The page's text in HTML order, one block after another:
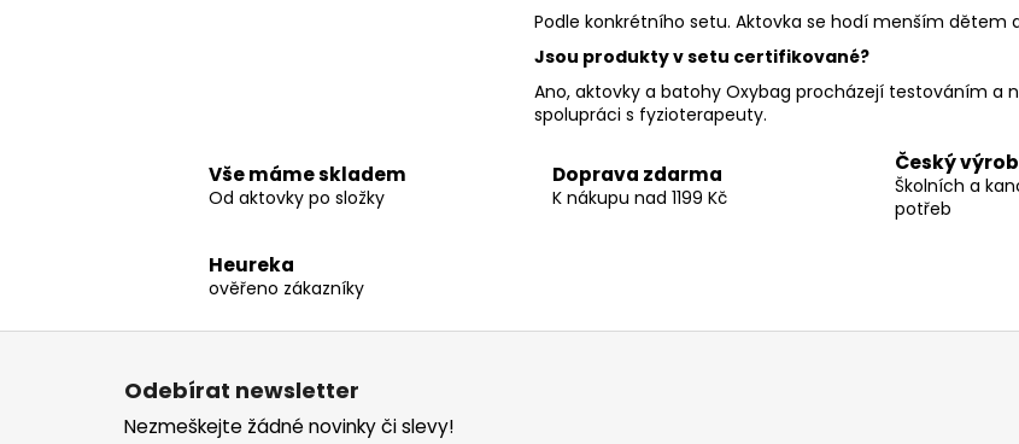
Podle konkrétního setu. Aktovka se hodí menším dětem
Jsou produkty v setu certifikované?
Ano, aktovky a batohy Oxybag procházejí testováním a
spolupráci s fyzioterapeuty.
Vše máme skladem
Od aktovky po složky
Doprava zdarma
K nákupu nad 1199 Kč
Český
Školních a
potřeb
Heureka
ověřeno zákazníky
Z
Odebírat newsletter
Nezmeškejte žádné novinky či slevy!